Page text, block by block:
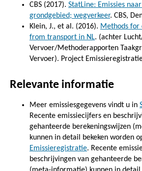
CBS (2017). StatLine: Emissies
grondgebied; wegverkeer. CBS,
Klein, J., et al. (2016). Methods for
from transport in NL. (achter
Vervoer/Methoderapporten
Vervoer). Project
Relevante informatie
Meer emissiesgegevens vindt u in
Recente emissiecijfers en
gehanteerde berekeningswijzen
kunnen in detail bekeken worden
Emissieregistratie. Recente
beschrijvingen van gehanteerde